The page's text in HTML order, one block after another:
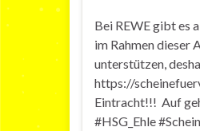
Bei REWE gibt es
im Rahmen dieser
unterstützen,
https://
Eintracht!!! Auf
#HSG_Ehle